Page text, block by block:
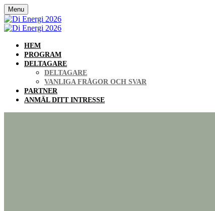
Menu
HEM
PROGRAM
DELTAGARE
DELTAGARE
VANLIGA FRÅGOR OCH SVAR
PARTNER
ANMÄL DITT INTRESSE